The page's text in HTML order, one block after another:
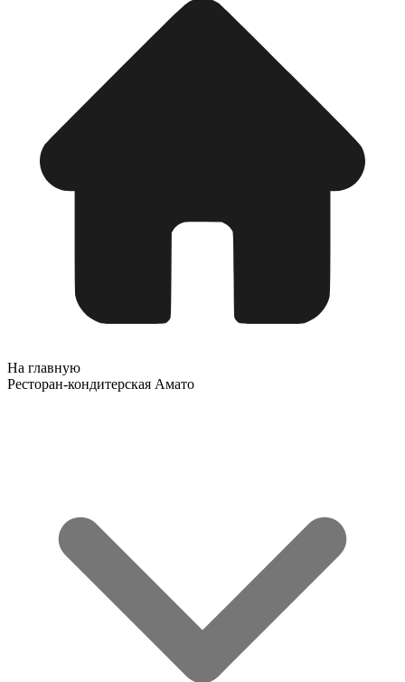
На главную
Ресторан-кондитерская Амато